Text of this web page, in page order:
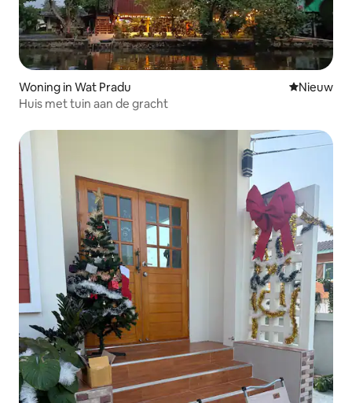
Woning in Wat Pradu Nieuwe
Nieuw
Huis met tuin aan de gracht